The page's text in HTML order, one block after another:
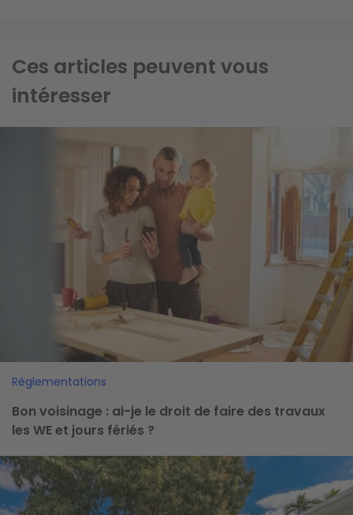
Ces articles peuvent vous
intéresser
Réglementations
Bon voisinage : ai-je le droit de faire des travaux
les WE et jours fériés ?
Image